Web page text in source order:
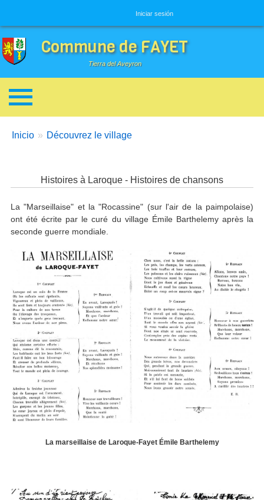
Iniciar sesión
Commune de FAYET
Tierra del Aveyron
Enlaces de ayuda a la navegación
You are here:
Inicio Découvrez le village
Histoires à Laroque - Histoires de chansons
La "Marseillaise" et la "Rocassine" (sur l'air de la paimpolaise)
ont été écrite par le curé du village Émile Barthelemy après la
seconde guerre mondiale.
Imagen
La marseillaise de Laroque-Fayet Émile Barthelemy
Imagen